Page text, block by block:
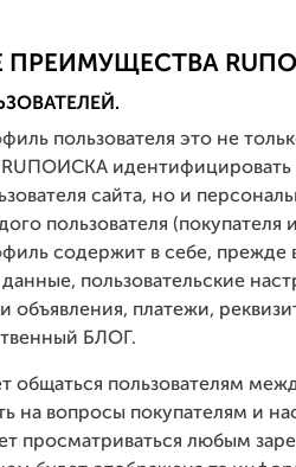
ПРЕИМУЩЕСТВА
пользователя это не
RUПОИСКА идентифицировать
сайта, но и
пользователя (покупателя
содержит в себе, прежде
пользовательские
объявления, платежи,
БЛОГ.
общаться пользователям
на вопросы покупателям и
просматриваться любым